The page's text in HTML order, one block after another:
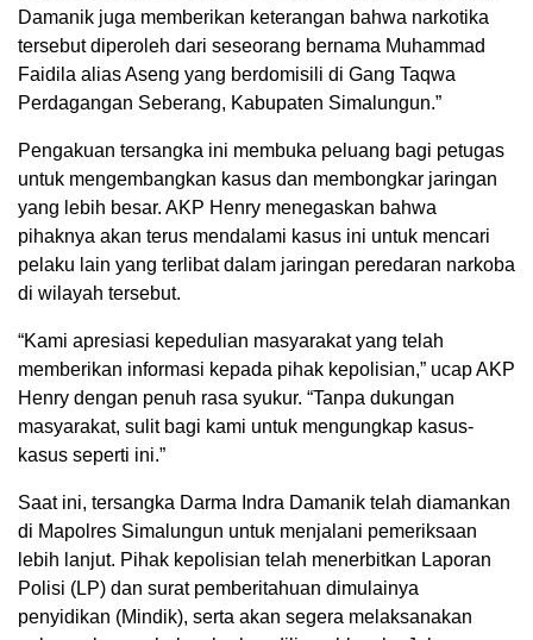
Damanik juga memberikan keterangan bahwa narkotika
tersebut diperoleh dari seseorang bernama Muhammad
Faidila alias Aseng yang berdomisili di Gang Taqwa
Perdagangan Seberang, Kabupaten Simalungun.”
Pengakuan tersangka ini membuka peluang bagi petugas
untuk mengembangkan kasus dan membongkar jaringan
yang lebih besar. AKP Henry menegaskan bahwa
pihaknya akan terus mendalami kasus ini untuk mencari
pelaku lain yang terlibat dalam jaringan peredaran narkoba
di wilayah tersebut.
“Kami apresiasi kepedulian masyarakat yang telah
memberikan informasi kepada pihak kepolisian,” ucap AKP
Henry dengan penuh rasa syukur. “Tanpa dukungan
masyarakat, sulit bagi kami untuk mengungkap kasus-
kasus seperti ini.”
Saat ini, tersangka Darma Indra Damanik telah diamankan
di Mapolres Simalungun untuk menjalani pemeriksaan
lebih lanjut. Pihak kepolisian telah menerbitkan Laporan
Polisi (LP) dan surat pemberitahuan dimulainya
penyidikan (Mindik), serta akan segera melaksanakan